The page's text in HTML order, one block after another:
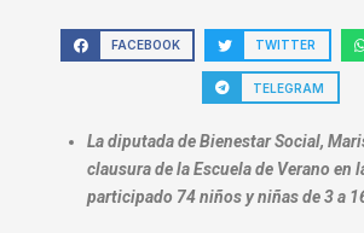
FACEBOOK TWITTER
TELEGRAM
La diputada de Bienestar Social,
clausura de la Escuela de Verano en
participado 74 niños y niñas de 3 a